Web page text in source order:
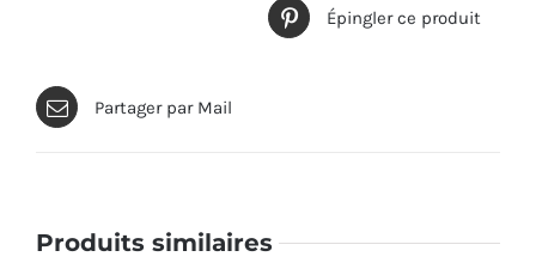
Épingler ce produit
Partager par Mail
Produits similaires